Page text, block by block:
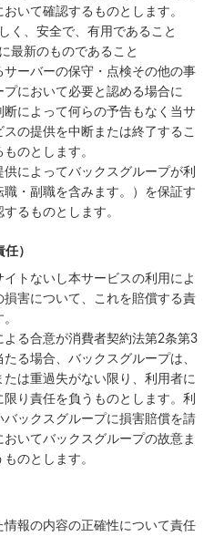
いて確認するものとします。
く、安全で、有用であること
最新のものであること
ーバーの保守・点検その他の事
において必要と認める場合に
によって何らの予告もなく当サ
の提供を中断または終了するこ
のとします。
によってバックスグループが利
・副職を含みます。）を保証す
るものとします。
）
トないし本サービスの利用によ
損害について、これを賠償する責
る合意が消費者契約法第2条第3
る場合、バックスグループは、
は重過失がない限り、利用者に
り責任を負うものとします。利
ックスグループに損害賠償を請
いてバックスグループの故意ま
のとします。
報の内容の正確性について責任